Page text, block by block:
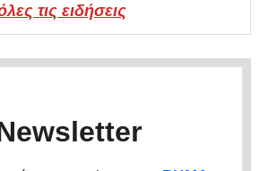
τις ειδήσεις